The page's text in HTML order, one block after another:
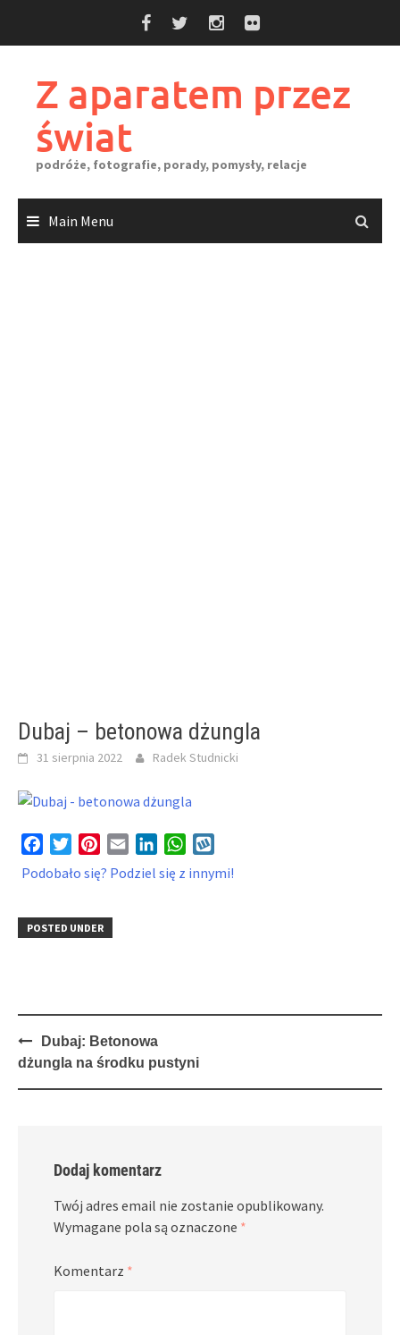
Z aparatem przez
świat
podróże, fotografie, porady, pomysły, relacje
Main Menu
Dubaj – betonowa dżungla
31 sierpnia 2022 Radek Studnicki
FacebookTwitterPinterest
Email LinkedInWhatsApp
Podobało się? Podziel się z innymi!
POSTED UNDER
Post
navigation
Dubaj: Betonowa
dżungla na środku pustyni
Dodaj komentarz
Twój adres email nie zostanie opublikowany.
Wymagane pola są oznaczone *
Komentarz *